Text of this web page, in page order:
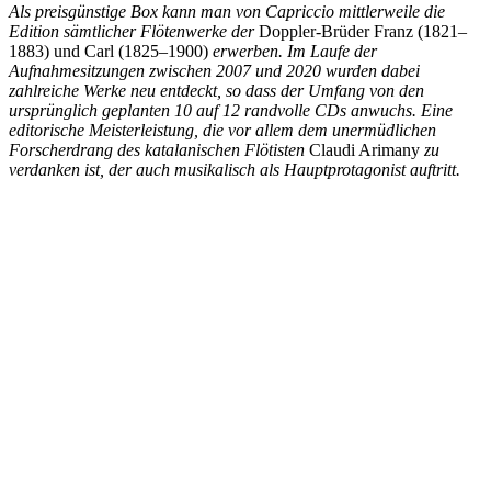
Als preisgünstige Box kann man von Capriccio mittlerweile die
Edition sämtlicher Flötenwerke derDoppler-Brüder Franz (1821–
1883) und Carl (1825–1900) erwerben. Im Laufe der
Aufnahmesitzungen zwischen 2007 und 2020 wurden dabei
zahlreiche Werke neu entdeckt, so dass der Umfang von den
ursprünglich geplanten 10 auf 12 randvolle CDs anwuchs. Eine
editorische Meisterleistung, die vor allem dem unermüdlichen
Forscherdrang des katalanischen Flötisten Claudi Arimany zu
verdanken ist, der auch musikalisch als Hauptprotagonist auftritt.